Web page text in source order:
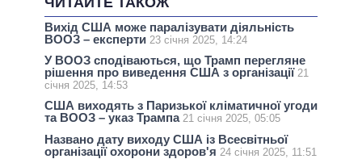
Вихід США може паралізувати діяльність
ВООЗ – експерти 23 січня 2025, 14:24
У ВООЗ сподіваються, що Трамп перегляне
рішення про виведення США з організації 21
січня 2025, 14:53
США виходять з Паризької кліматичної угоди
та ВООЗ – указ Трампа 21 січня 2025, 05:05
Названо дату виходу США із Всесвітньої
організації охорони здоров'я 24 січня 2025, 11:51